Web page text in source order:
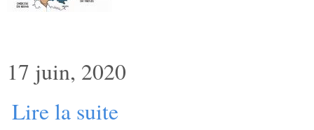
17 juin, 2020
Lire la suite